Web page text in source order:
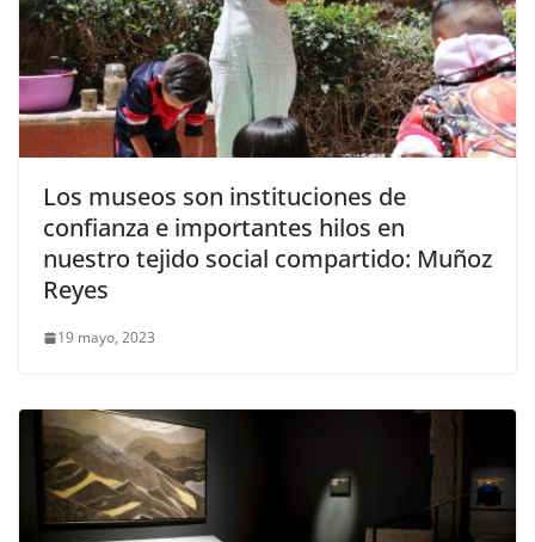
Los museos son instituciones de
confianza e importantes hilos en
nuestro tejido social compartido: Muñoz
Reyes
19 mayo, 2023